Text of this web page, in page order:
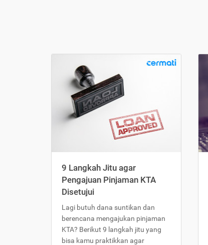
9 Langkah Jitu agar
Pengajuan Pinjaman KTA
Disetujui
Lagi butuh dana suntikan dan
berencana mengajukan pinjaman
KTA? Berikut 9 langkah jitu yang
bisa kamu praktikkan agar